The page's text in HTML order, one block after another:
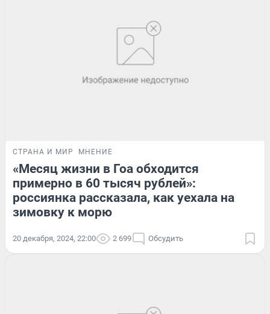
СТРАНА И МИР МНЕНИЕ
«Месяц жизни в Гоа обходится
примерно в 60 тысяч рублей»:
россиянка рассказала, как уехала на
зимовку к морю
20 декабря, 2024, 22:00 2 699 Обсудить